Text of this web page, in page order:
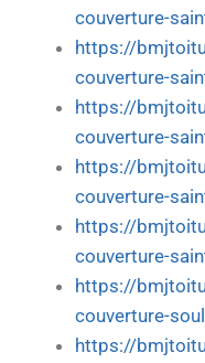
couverture-
https://
couverture-
https://
couverture-
https://
couverture-
https://
couverture-
https://
couverture-
https://